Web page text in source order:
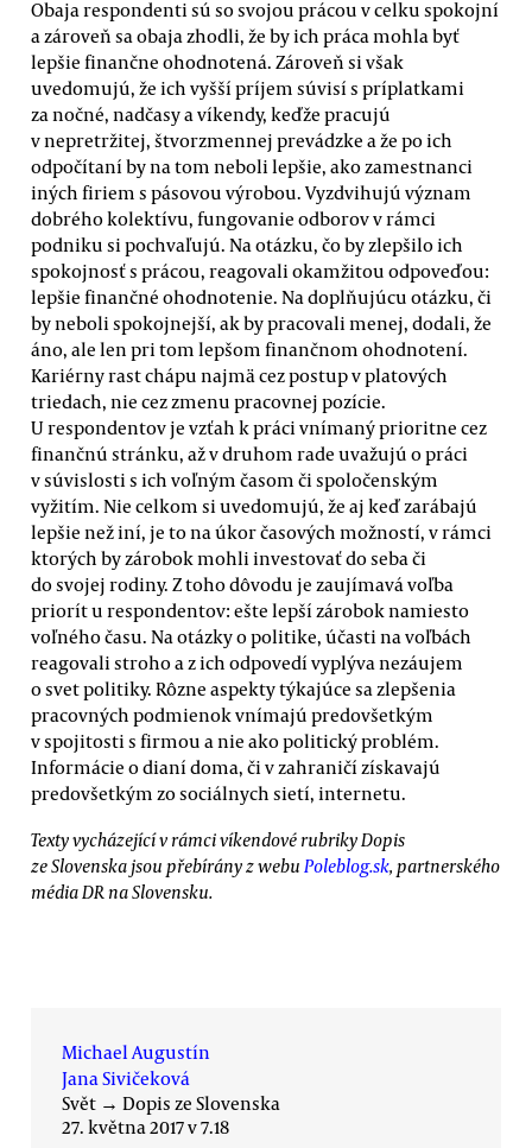
Obaja respondenti sú so svojou prácou v celku spokojní
a zároveň sa obaja zhodli, že by ich práca mohla byť
lepšie finančne ohodnotená. Zároveň si však
uvedomujú, že ich vyšší príjem súvisí s príplatkami
za nočné, nadčasy a víkendy, keďže pracujú
v nepretržitej, štvorzmennej prevádzke a že po ich
odpočítaní by na tom neboli lepšie, ako zamestnanci
iných firiem s pásovou výrobou. Vyzdvihujú význam
dobrého kolektívu, fungovanie odborov v rámci
podniku si pochvaľujú. Na otázku, čo by zlepšilo ich
spokojnosť s prácou, reagovali okamžitou odpoveďou:
lepšie finančné ohodnotenie. Na doplňujúcu otázku, či
by neboli spokojnejší, ak by pracovali menej, dodali, že
áno, ale len pri tom lepšom finančnom ohodnotení.
Kariérny rast chápu najmä cez postup v platových
triedach, nie cez zmenu pracovnej pozície.
U respondentov je vzťah k práci vnímaný prioritne cez
finančnú stránku, až v druhom rade uvažujú o práci
v súvislosti s ich voľným časom či spoločenským
vyžitím. Nie celkom si uvedomujú, že aj keď zarábajú
lepšie než iní, je to na úkor časových možností, v rámci
ktorých by zárobok mohli investovať do seba či
do svojej rodiny. Z toho dôvodu je zaujímavá voľba
priorít u respondentov: ešte lepší zárobok namiesto
voľného času. Na otázky o politike, účasti na voľbách
reagovali stroho a z ich odpovedí vyplýva nezáujem
o svet politiky. Rôzne aspekty týkajúce sa zlepšenia
pracovných podmienok vnímajú predovšetkým
v spojitosti s firmou a nie ako politický problém.
Informácie o dianí doma, či v zahraničí získavajú
predovšetkým zo sociálnych sietí, internetu.
Texty vycházející v rámci víkendové rubriky Dopis
ze Slovenska jsou přebírány z webu Poleblog.sk, partnerského
média DR na Slovensku.
Michael Augustín
Jana Sivičeková
Svět → Dopis ze Slovenska
27. května 2017 v 7.18